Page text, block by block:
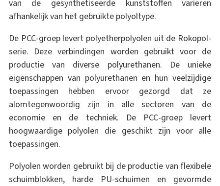
van de gesynthetiseerde kunststoffen variëren
afhankelijk van het gebruikte polyoltype.
De PCC-groep levert polyetherpolyolen uit de Rokopol-
serie. Deze verbindingen worden gebruikt voor de
productie van diverse polyurethanen. De unieke
eigenschappen van polyurethanen en hun veelzijdige
toepassingen hebben ervoor gezorgd dat ze
alomtegenwoordig zijn in alle sectoren van de
economie en de techniek. De PCC-groep levert
hoogwaardige polyolen die geschikt zijn voor alle
toepassingen.
Polyolen worden gebruikt bij de productie van flexibele
schuimblokken, harde PU-schuimen en gevormde